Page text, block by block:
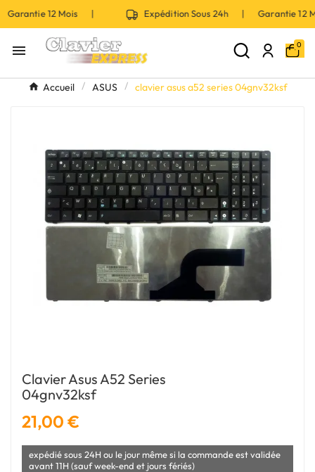
12 Mois | Expédition Sous 24h | Garantie
 0
Accueil ASUS clavier asus a52 series 04gnv32ksf
Clavier Asus A52 Series
04gnv32ksf
21,00 €
expédié sous 24H ou le jour même si la commande est validée
avant 11H (sauf week-end et jours fériés)